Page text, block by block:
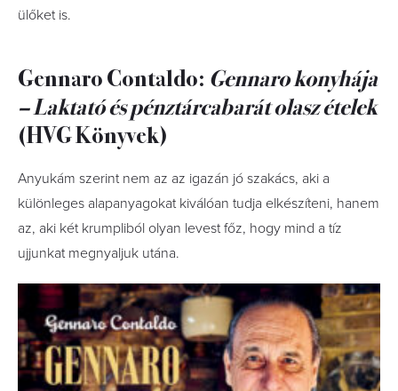
ülőket is.
Gennaro Contaldo: Gennaro konyhája
– Laktató és pénztárcabarát olasz ételek
(HVG Könyvek)
Anyukám szerint nem az az igazán jó szakács, aki a
különleges alapanyagokat kiválóan tudja elkészíteni, hanem
az, aki két krumpliból olyan levest főz, hogy mind a tíz
ujjunkat megnyaljuk utána.